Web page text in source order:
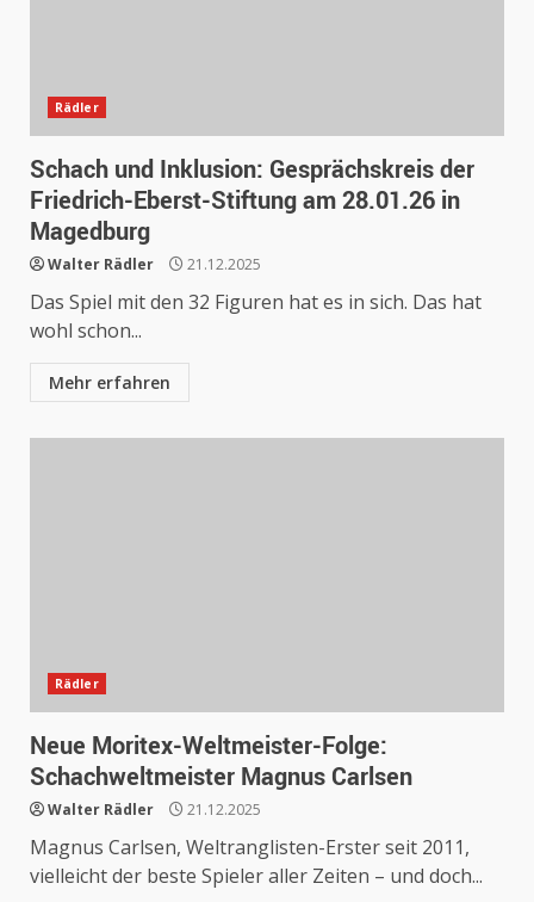
Rädler
Schach und Inklusion: Gesprächskreis der
Friedrich-Eberst-Stiftung am 28.01.26 in
Magedburg
Walter Rädler 21.12.2025
Das Spiel mit den 32 Figuren hat es in sich. Das hat
wohl schon...
Mehr erfahren
Rädler
Neue Moritex-Weltmeister-Folge:
Schachweltmeister Magnus Carlsen
Walter Rädler 21.12.2025
Magnus Carlsen, Weltranglisten-Erster seit 2011,
vielleicht der beste Spieler aller Zeiten – und doch...